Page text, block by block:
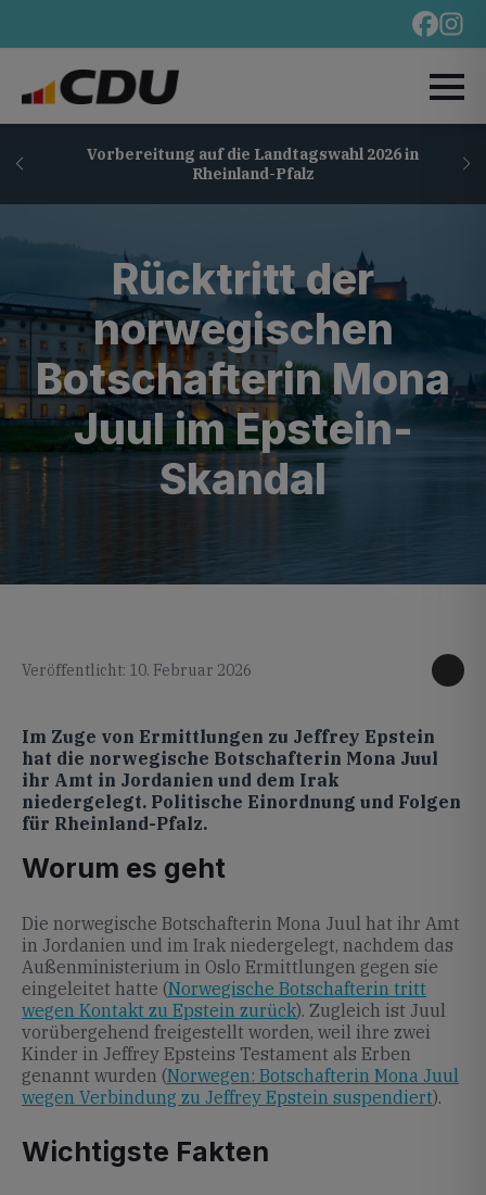
Vorbereitung auf die Landtagswahl 2026 in
Rheinland-Pfalz
Rücktritt der
norwegischen
Botschafterin Mona
Juul im Epstein-
Skandal
Veröffentlicht: 10. Februar 2026
Im Zuge von Ermittlungen zu Jeffrey Epstein
hat die norwegische Botschafterin Mona Juul
ihr Amt in Jordanien und dem Irak
niedergelegt. Politische Einordnung und Folgen
für Rheinland-Pfalz.
Worum es geht
Die norwegische Botschafterin Mona Juul hat ihr Amt
in Jordanien und im Irak niedergelegt, nachdem das
Außenministerium in Oslo Ermittlungen gegen sie
eingeleitet hatte (Norwegische Botschafterin tritt
wegen Kontakt zu Epstein zurück). Zugleich ist Juul
vorübergehend freigestellt worden, weil ihre zwei
Kinder in Jeffrey Epsteins Testament als Erben
genannt wurden (Norwegen: Botschafterin Mona Juul
wegen Verbindung zu Jeffrey Epstein suspendiert).
Wichtigste Fakten